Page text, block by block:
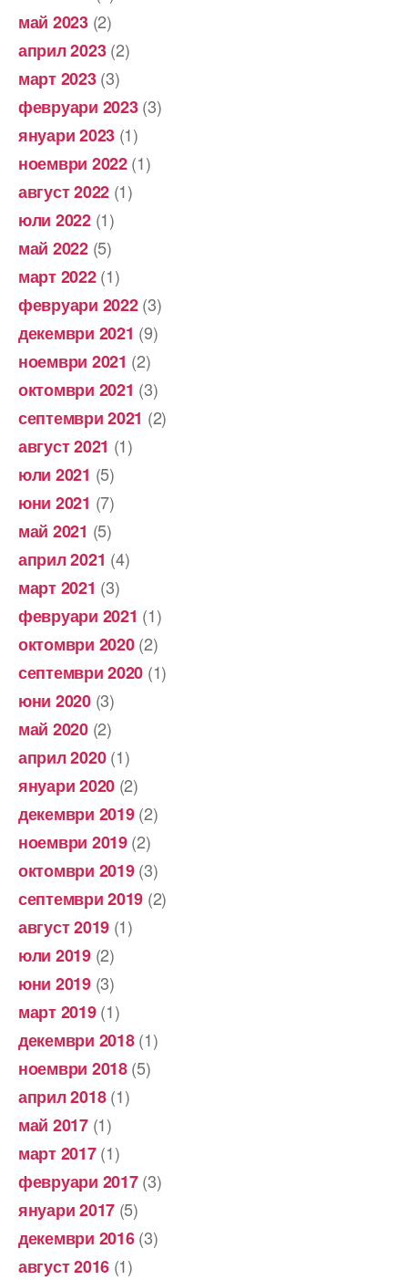
май 2023(2)
април 2023(2)
март 2023(3)
февруари 2023(3)
януари 2023 (1)
ноември 2022(1)
август 2022 (1)
юли 2022(1)
май 2022(5)
март 2022(1)
февруари 2022(3)
декември 2021 (9)
ноември 2021 (2)
октомври 2021 (3)
септември 2021 (2)
август 2021 (1)
юли 2021 (5)
юни 2021 (7)
май 2021 (5)
април 2021 (4)
март 2021 (3)
февруари 2021 (1)
октомври 2020(2)
септември 2020 (1)
юни 2020(3)
май 2020(2)
април 2020(1)
януари 2020 (2)
декември 2019(2)
ноември 2019(2)
октомври 2019(3)
септември 2019 (2)
август 2019 (1)
юли 2019(2)
юни 2019(3)
март 2019(1)
декември 2018(1)
ноември 2018(5)
април 2018(1)
май 2017(1)
март 2017(1)
февруари 2017(3)
януари 2017 (5)
декември 2016(3)
август 2016 (1)